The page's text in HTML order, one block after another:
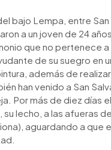
artículo
bajo Lempa, entre
a un joven de 24
que no pertenece a
de su suegro en
además de
han venido a San
Por más de diez días
su lecho, a las afueras
aguardando a que